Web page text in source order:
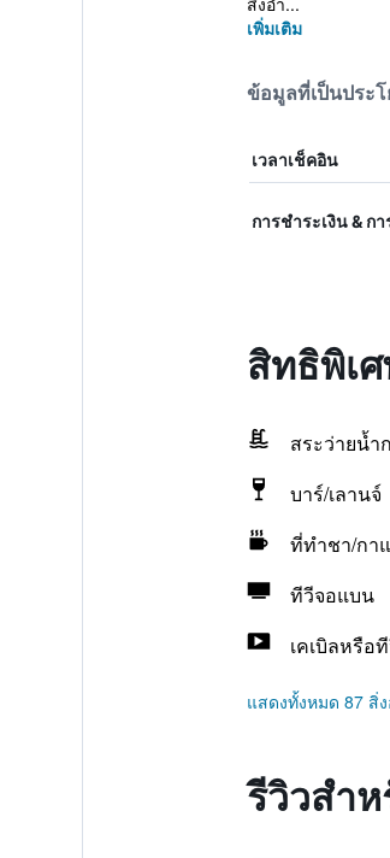
เพิ่มเติม
ข้อมูลที่เป็นประ
เวลาเช็คอิน
การชำระเงิน & กา
สิทธิพิเ
สระว่ายน้ำ
บาร์/เลานจ์
ที่ทำชา/กา
ทีวีจอแบน
เคเบิลหรือ
แสดงทั้งหมด 87 สิ่
รีวิวสำ